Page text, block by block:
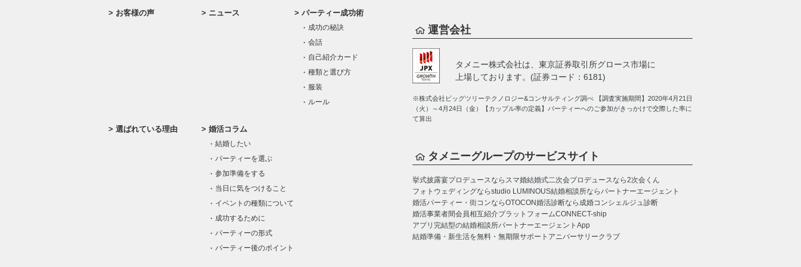
お客様の声 ニュース パーティー成功術
成功の秘訣
会話
自己紹介カード
種類と選び方
服装
ルール
選ばれている理由 婚活コラム
結婚したい
パーティーを選ぶ
参加準備をする
当日に気をつけること
イベントの種類について
成功するために
パーティーの形式
パーティー後のポイント
運営会社
タメニー株式会社は、 東京証券取引所グロース市場に
上場しております。(証券コード：6181)
※株式会社ビッグツリーテクノロジー&コンサルティング調べ 【調査実施期間】2020年4月21日
（火）～4月24日（金）【カップル率の定義】パーティーへのご参加がきっかけで交際した率に
て算出
タメニーグループのサービスサイト
挙式披露宴プロデュースならスマ婚結婚式二次会プロデュースなら2次会くん
フォトウェディングならstudio LUMINOUS結婚相談所ならパートナーエージェント
婚活パーティー・街コンならOTOCON婚活診断なら成婚コンシェルジュ診断
婚活事業者間会員相互紹介プラットフォームCONNECT-ship
アプリ完結型の結婚相談所パートナーエージェントApp
結婚準備・新生活を無料・無期限サポートアニバーサリークラブ